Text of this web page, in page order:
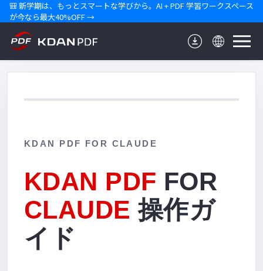
🎒 新学期は、もっとスマートな学びから。AI + PDF 学習ワークスペース
が今なら最大40%OFF →
KDAN PDF FOR CLAUDE
KDAN PDF FOR
CLAUDE 操作ガ
イド